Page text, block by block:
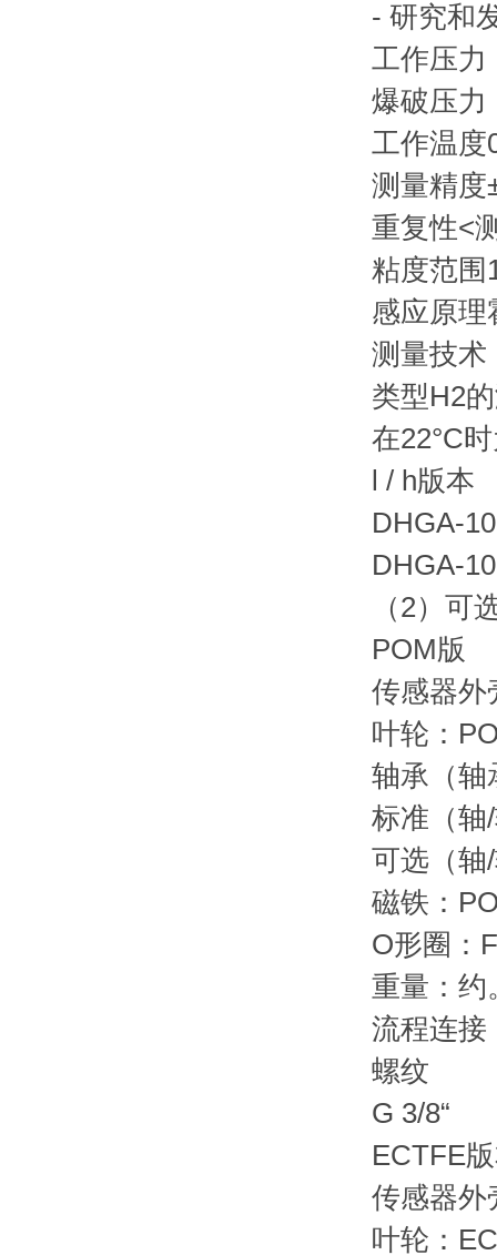
- 研究和
工作压力
爆破压力
工作温度
测量精度
重复性<
粘度范围
感应原理
测量技术
类型H2
在22°C
l / h版本
DHGA-
DHGA-
（2）可
POM版
传感器外
叶轮：
轴承（轴
标准（轴
可选（轴
磁铁：
O形圈：
重量：约
流程连接
螺纹
G 3/8“
ECTFE
传感器外
叶轮：